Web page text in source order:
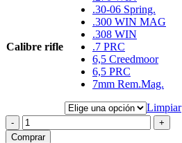
Calibre rifle
.30-06 Spring.
.300 WIN MAG
.308 WIN
.7 PRC
6,5 Creedmoor
6,5 PRC
7mm Rem.Mag.
Limpiar
-
+
Comprar